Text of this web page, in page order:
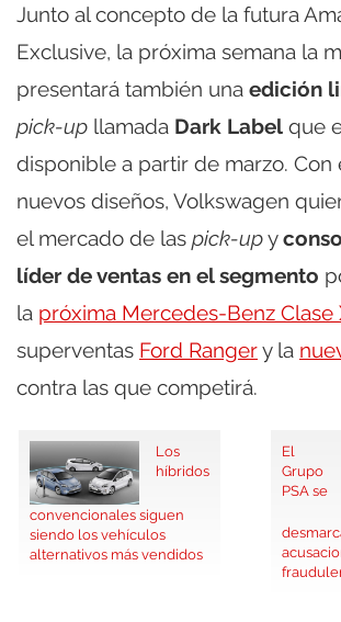
Junto al concepto de la futura
Exclusive, la próxima semana la
presentará también una edición
pick-up llamada Dark Label que
disponible a partir de marzo. Con
nuevos diseños, Volkswagen
el mercado de las pick-upy
líder de ventas en el segmento
la próxima Mercedes-Benz Clase
superventas Ford Rangery la
contra las que competirá.
Los
híbridos
convencionales siguen
siendo los vehículos
alternativos más vendidos
El
Grupo
PSA se